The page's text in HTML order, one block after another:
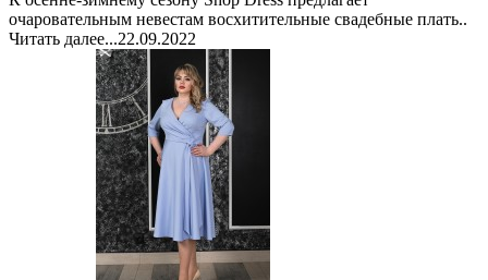
очаровательным невестам восхитительные свадебные плать..
Читать далее...22.09.2022